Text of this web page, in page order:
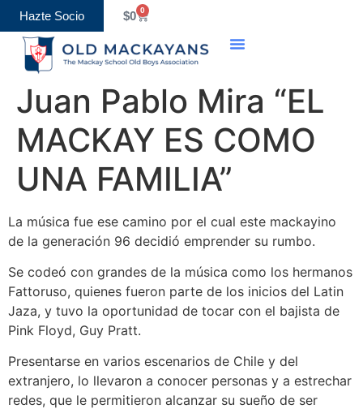
Hazte Socio $0 0
Juan Pablo Mira “EL
MACKAY ES COMO
UNA FAMILIA”
La música fue ese camino por el cual este mackayino
de la generación 96 decidió emprender su rumbo.
Se codeó con grandes de la música como los hermanos
Fattoruso, quienes fueron parte de los inicios del Latin
Jaza, y tuvo la oportunidad de tocar con el bajista de
Pink Floyd, Guy Pratt.
Presentarse en varios escenarios de Chile y del
extranjero, lo llevaron a conocer personas y a estrechar
redes, que le permitieron alcanzar su sueño de ser